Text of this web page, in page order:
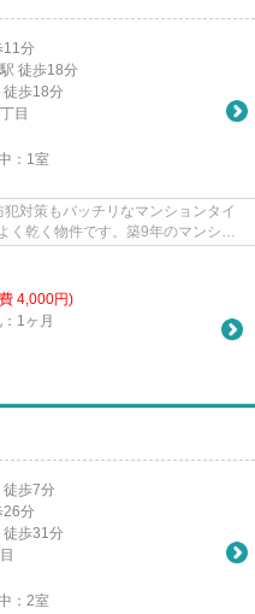
11分
駅 徒歩18分
徒歩18分
目
： 1室
対策もバッチリなマンションタイ
く乾く物件です。築9年のマンショ
4,000円)
1ヶ月
徒歩7分
26分
徒歩31分
： 2室